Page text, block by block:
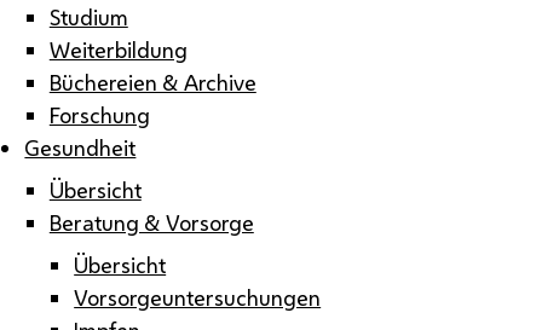
Studium
Weiterbildung
Büchereien & Archive
Forschung
Gesundheit
Übersicht
Beratung & Vorsorge
Übersicht
Vorsorgeuntersuchungen